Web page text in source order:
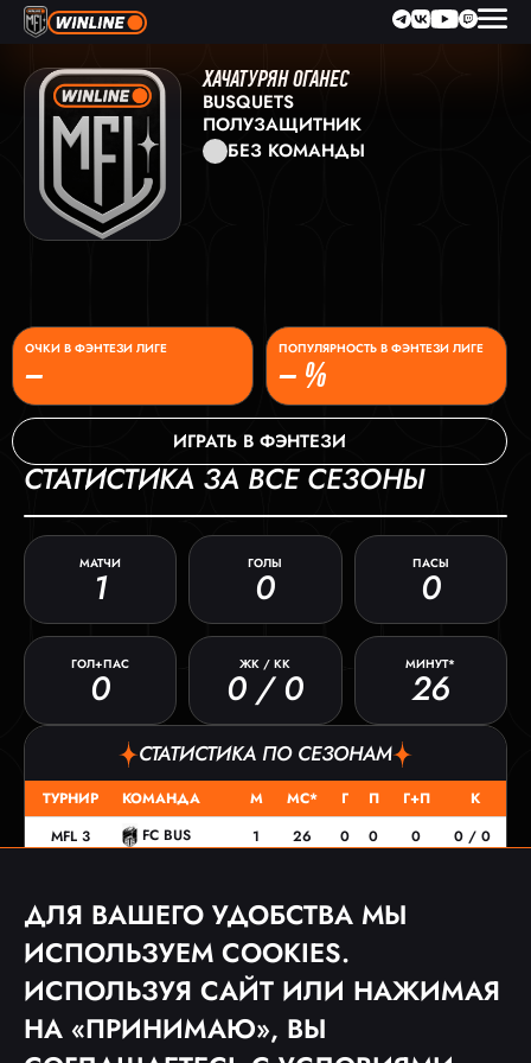
ХАЧАТУРЯН ОГАНЕС
BUSQUETS
ПОЛУЗАЩИТНИК
БЕЗ КОМАНДЫ
–
ОЧКИ В ФЭНТЕЗИ ЛИГЕ
– %
ПОПУЛЯРНОСТЬ В ФЭНТЕЗИ ЛИГЕ
ИГРАТЬ В ФЭНТЕЗИ
СТАТИСТИКА ЗА ВСЕ СЕЗОНЫ
МАТЧИ
1
ГОЛЫ
0
ПАСЫ
0
ГОЛ+ПАС
0
ЖК / КК
0 / 0
МИНУТ*
26
СТАТИСТИКА ПО СЕЗОНАМ
ТУРНИР КОМАНДА М МС* Г П Г+П
К
MFL 3
FC BUS 1 26 0 0 0 0 / 0
МАТЧИ
ДАТА ТУРНИР СОПЕРНИК
СЧЕТ
08.05.23
MFL 3
ДЛЯ ВАШЕГО УДОБСТВА МЫ
ИСПОЛЬЗУЕМ COOKIES.
ИСПОЛЬЗУЯ САЙТ ИЛИ НАЖИМАЯ
НА «ПРИНИМАЮ», ВЫ